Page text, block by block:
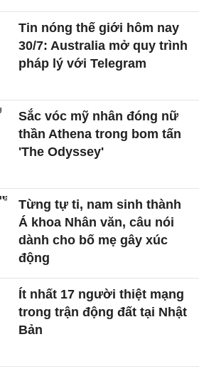
Tin nóng thế giới hôm nay
30/7: Australia mở quy trình
pháp lý với Telegram
Sắc vóc mỹ nhân đóng nữ
thần Athena trong bom tấn
'The Odyssey'
Từng tự ti, nam sinh thành
Á khoa Nhân văn, câu nói
dành cho bố mẹ gây xúc
động
Ít nhất 17 người thiệt mạng
trong trận động đất tại Nhật
Bản